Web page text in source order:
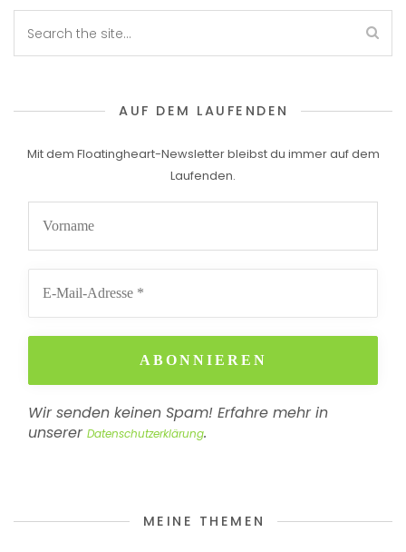
AUF DEM LAUFENDEN
Mit dem Floatingheart-Newsletter bleibst du immer auf dem
Laufenden.
Wir senden keinen Spam! Erfahre mehr in
unserer Datenschutzerklärung.
MEINE THEMEN